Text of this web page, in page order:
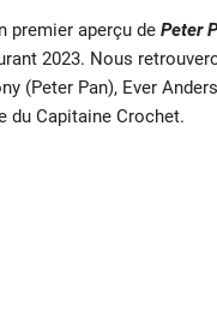
premier aperçu de Peter
2023. Nous
(Peter Pan), Ever
du Capitaine Crochet.